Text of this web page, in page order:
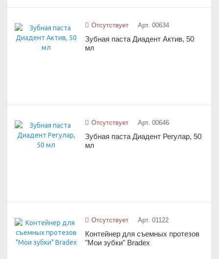
Отсутствует Арт. 00634
Зубная паста Диадент Актив, 50
мл
Отсутствует Арт. 00646
Зубная паста Диадент Регулар, 50
мл
Отсутствует Арт. 01122
Контейнер для съемных протезов
"Мои зубки" Bradex